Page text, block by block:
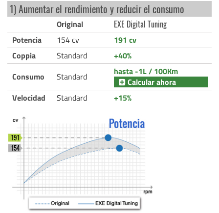
1) Aumentar el rendimiento y reducir el consumo
Original
EXE Digital Tuning
Potencia
154 cv
191 cv
Coppia
Standard
+40%
Consumo
Standard
hasta -1L / 100Km
Calcular ahora
Velocidad
Standard +15%
154
191